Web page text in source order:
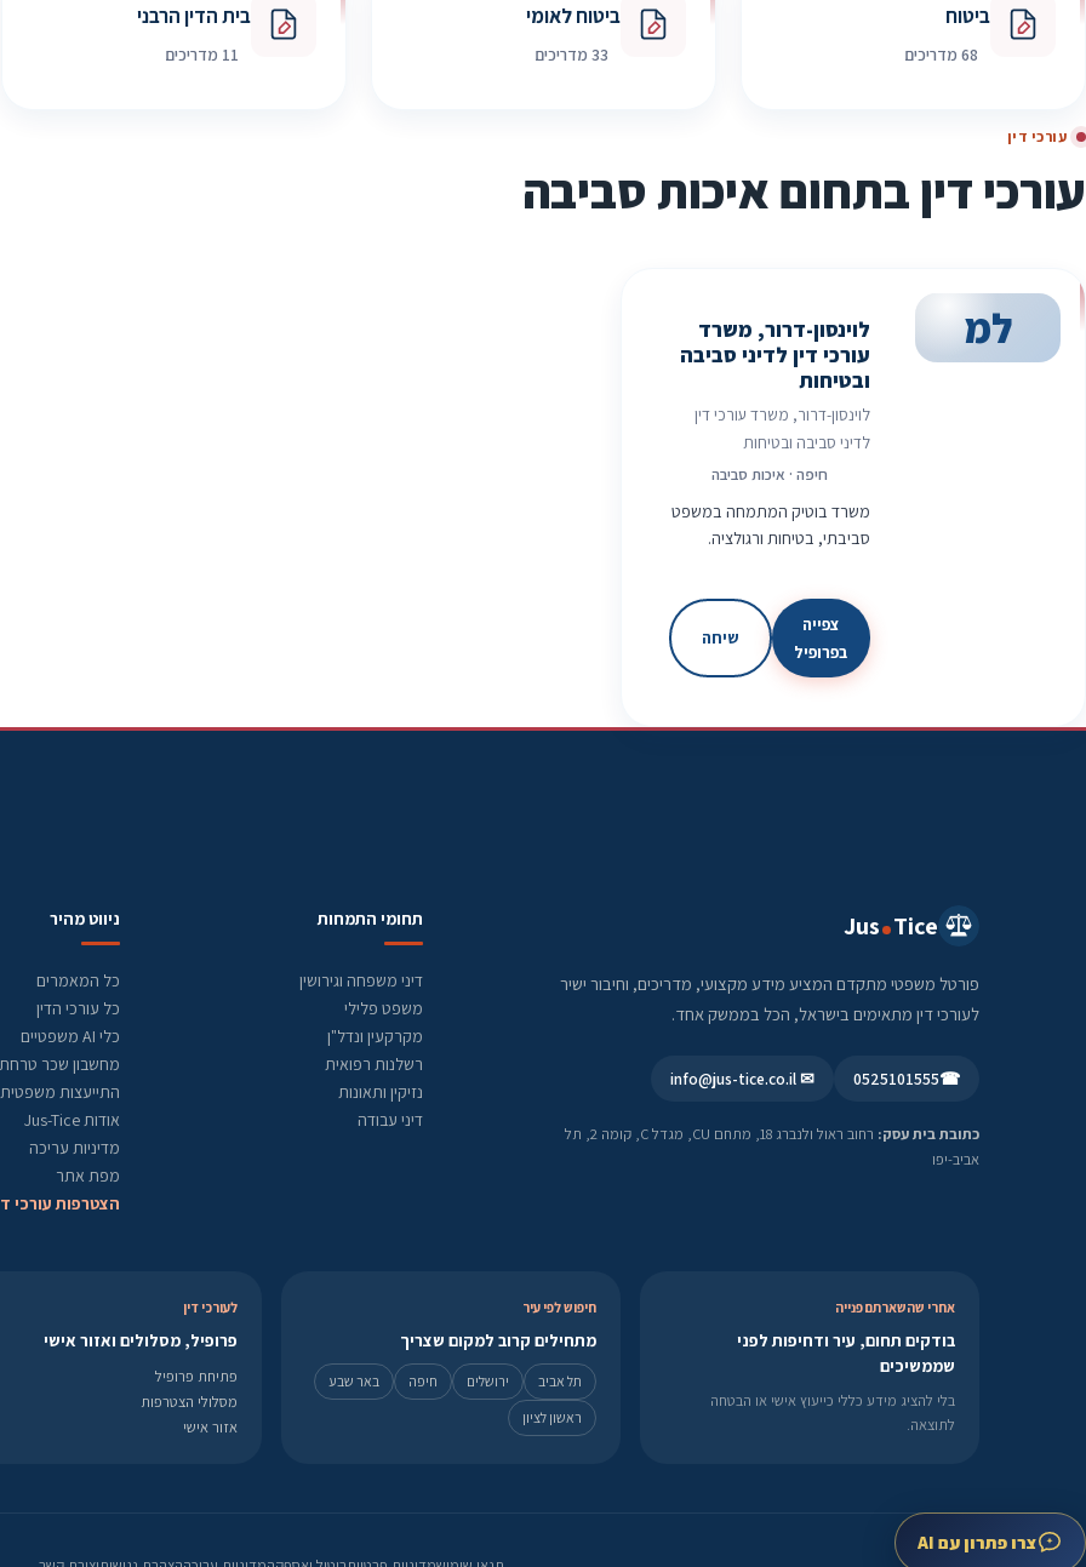
ביטוח
68 מדריכים
ביטוח לאומי
33 מדריכים
בית הדין הרבני
11 מדריכים
עורכי דין
עורכי דין בתחום איכות סביבה
למ
לוינסון-דרור, משרד
עורכי דין לדיני סביבה
ובטיחות
לוינסון-דרור, משרד עורכי דין
לדיני סביבה ובטיחות
חיפה · איכות סביבה
משרד בוטיק המתמחה במשפט
סביבתי, בטיחות ורגולציה.
צפייה
בפרופיל
שיחה
Jus Tice
פורטל משפטי מתקדם המציע מידע מקצועי, מדריכים, וחיבור ישיר
לעורכי דין מתאימים בישראל, הכל בממשק אחד.
☎
0525101555
✉ info@jus-tice.co.il
כתובת בית עסק:
רחוב ראול ולנברג 18, מתחם CU, מגדל C, קומה 2, תל
אביב-יפו
תחומי התמחות
דיני משפחה וגירושין
משפט פלילי
מקרקעין ונדל"ן
רשלנות רפואית
נזיקין ותאונות
דיני עבודה
ניווט מהיר
כל המאמרים
כל עורכי הדין
כלי AI משפטיים
מחשבון שכר טרחת
התייעצות משפטית
אודות Jus-Tice
מדיניות עריכה
מפת אתר
הצטרפות עורכי
אחרי שהשארתם פנייה
בודקים תחום, עיר ודחיפות לפני
שממשיכים
בלי להציג מידע כללי כייעוץ אישי או הבטחה
לתוצאה.
חיפוש לפי עיר
מתחילים קרוב למקום שצריך
תל אביב ירושלים חיפה
באר שבע
ראשון לציון
לעורכי דין
פרופיל, מסלולים ואזור אישי
פתיחת פרופיל
מסלולי הצטרפות
אזור אישי
צרו פתרון עם AI